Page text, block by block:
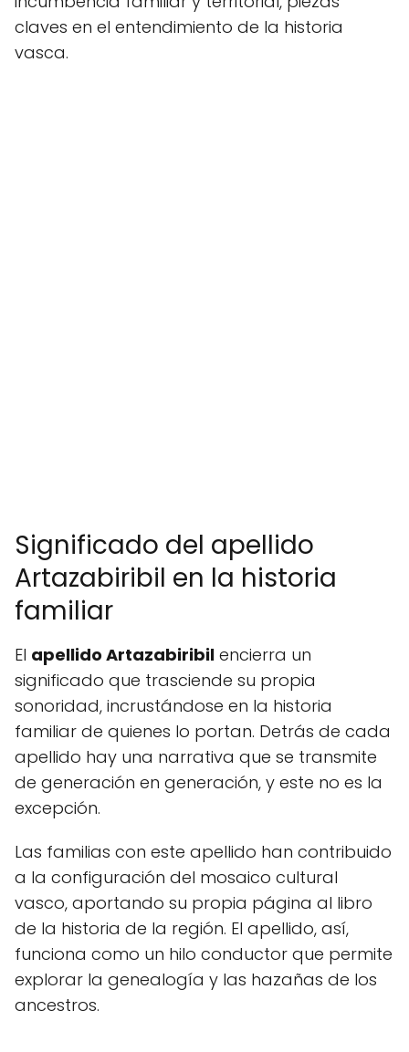
claves en el entendimiento de la historia
vasca.
Significado del apellido
Artazabiribil en la historia
familiar
El apellido Artazabiribil encierra un
significado que trasciende su propia
sonoridad, incrustándose en la historia
familiar de quienes lo portan. Detrás de cada
apellido hay una narrativa que se transmite
de generación en generación, y este no es la
excepción.
Las familias con este apellido han contribuido
a la configuración del mosaico cultural
vasco, aportando su propia página al libro
de la historia de la región. El apellido, así,
funciona como un hilo conductor que permite
explorar la genealogía y las hazañas de los
ancestros.